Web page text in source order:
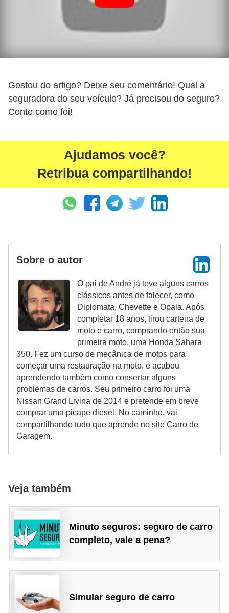
Gostou do artigo? Deixe seu comentário! Qual a
seguradora do seu veículo? Já precisou do seguro?
Conte como foi!
Ajudamos você?
Retribua compartilhando!
Sobre o autor
O pai de André já teve alguns carros
clássicos antes de falecer, como
Diplomata, Chevette e Opala. Após
completar 18 anos, tirou carteira de
moto e carro, comprando então sua
primeira moto, uma Honda Sahara
350. Fez um curso de mecânica de motos para
começar uma restauração na moto, e acabou
aprendendo também como consertar alguns
problemas de carros. Seu primeiro carro foi uma
Nissan Grand Livina de 2014 e pretende em breve
comprar uma picape diesel. No caminho, vai
compartilhando tudo que aprende no site Carro de
Garagem.
Veja também
Minuto seguros: seguro de carro
completo, vale a pena?
Simular seguro de carro
t
m
o
e
t
r
â
i
t
o
M
o
t
o
e
c
o
o
t
e
r
s